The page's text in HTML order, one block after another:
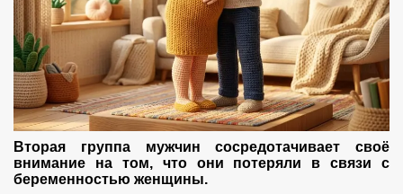
Вторая группа мужчин сосредотачивает своё
внимание на том, что они потеряли в связи с
беременностью женщины.